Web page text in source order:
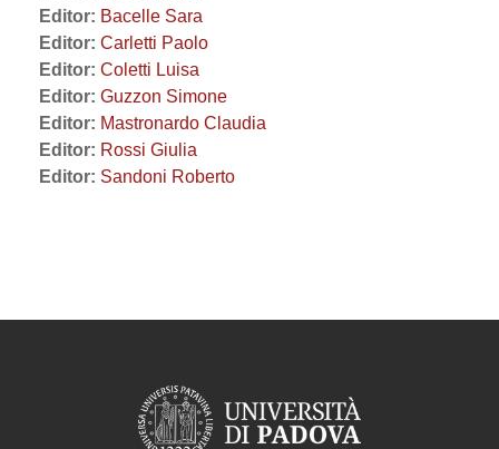
Editor: Bacelle Sara
Editor: Carletti Paolo
Editor: Coletti Luisa
Editor: Guzzon Simone
Editor: Mastronardo Claudia
Editor: Rossi Giulia
Editor: Sandoni Roberto